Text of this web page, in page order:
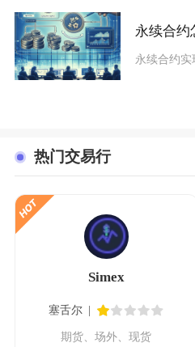
永续合约
永续合约
热门交易行
Simex
塞舌尔
期货、场外、现货